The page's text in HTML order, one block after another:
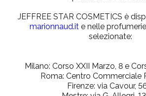
JEFFREE STAR COSMETICS è
marionnaud.it e nelle
selezionate:
Milano: Corso XXII Marzo, 8 e
Roma: Centro Commerciale
Firenze: via Cavour,